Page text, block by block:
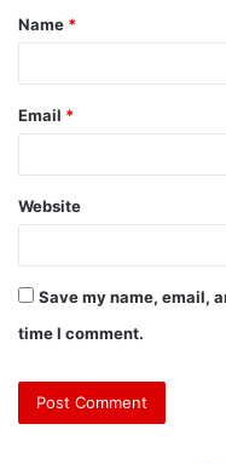
*
Name *
Email *
Website
Save my name, email,
time I comment.